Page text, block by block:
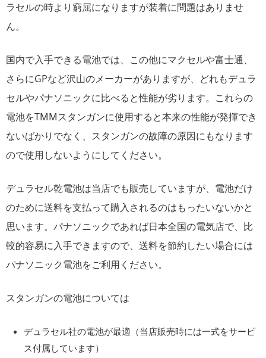
ラセルの時より窮屈になりますが装着に問題はありませ
ん。
国内で入手できる電池では、この他にマクセルや富士通、
さらにGPなど沢山のメーカーがありますが、どれもデュラ
セルやパナソニックに比べると性能が劣ります。これらの
電池をTMMスタンガンに使用すると本来の性能が発揮でき
ないばかりでなく、スタンガンの故障の原因にもなります
ので使用しないようにしてください。
デュラセル乾電池は当店でも販売していますが、電池だけ
のために送料を支払って購入されるのはもったいないかと
思います。パナソニックであれば日本全国の電気店で、比
較的容易に入手できますので、送料を節約したい場合には
パナソニック電池をご利用ください。
スタンガンの電池については
デュラセル社の電池が最適（当店販売時には一式をサービ
ス付属しています）